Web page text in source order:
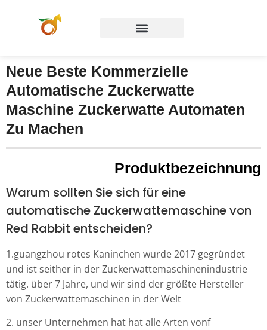
Neue Beste Kommerzielle
Automatische Zuckerwatte
Maschine Zuckerwatte Automaten
Zu Machen
Produktbezeichnung
Warum sollten Sie sich für eine
automatische Zuckerwattemaschine von
Red Rabbit entscheiden?
1.guangzhou rotes Kaninchen wurde 2017 gegründet
und ist seither in der Zuckerwattemaschinenindustrie
tätig. über7 Jahre, und wir sind der größte Hersteller
von Zuckerwattemaschinen in der Welt
2. unser Unternehmen hat hatalle Arten vonf